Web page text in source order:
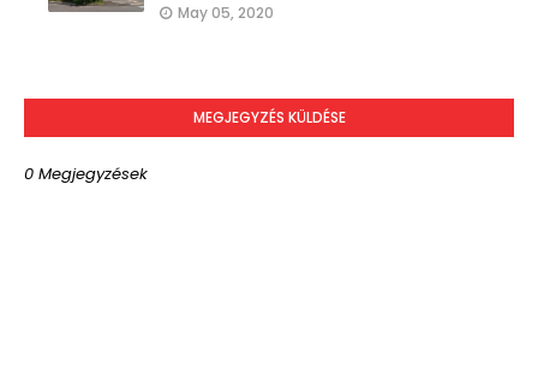
May 05, 2020
MEGJEGYZÉS KÜLDÉSE
0 Megjegyzések